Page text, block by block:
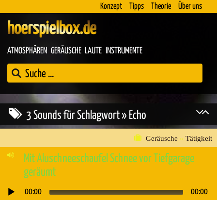
Konzept Tipps Theorie Über uns
hoerspielbox.de
ATMOSPHÄREN GERÄUSCHE LAUTE INSTRUMENTE
3 Sounds für Schlagwort » Echo
Geräusche » Tätigkeit
Mit Aluschneeschaufel Schnee vor Tiefgarage
geräumt
Audio-
00:00 00:00